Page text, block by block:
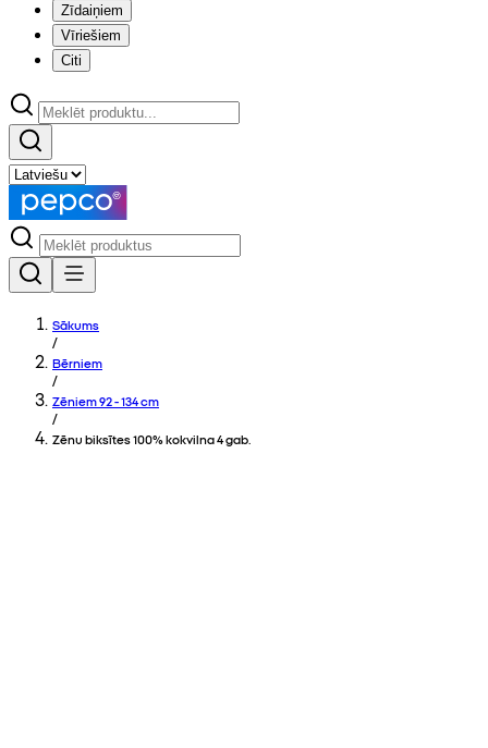
Zīdaiņiem
Vīriešiem
Citi
Sākums
/
Bērniem
/
Zēniem 92 - 134 cm
/
Zēnu biksītes 100% kokvilna 4 gab.